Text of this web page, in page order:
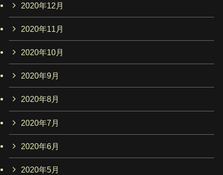
2020年12月
2020年11月
2020年10月
2020年9月
2020年8月
2020年7月
2020年6月
2020年5月